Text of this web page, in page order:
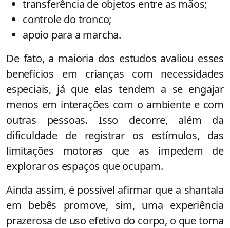
transferência de objetos entre as mãos;
controle do tronco;
apoio para a marcha.
De fato, a maioria dos estudos avaliou esses
benefícios em crianças com necessidades
especiais, já que elas tendem a se engajar
menos em interações com o ambiente e com
outras pessoas. Isso decorre, além da
dificuldade de registrar os estímulos, das
limitações motoras que as impedem de
explorar os espaços que ocupam.
Ainda assim, é possível afirmar que a shantala
em bebês promove, sim, uma experiência
prazerosa de uso efetivo do corpo, o que torna